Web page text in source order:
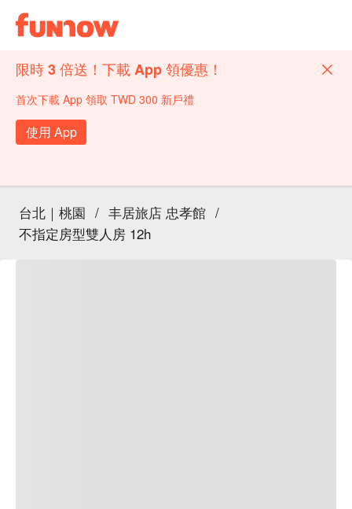
限時 3 倍送！下載 App 領優惠！
首次下載 App 領取 TWD 300 新戶禮
使用 App
台北｜桃園 / 丰居旅店 忠孝館 /
不指定房型雙人房 12h